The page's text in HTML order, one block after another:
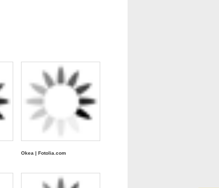
Okea | Fotolia.com